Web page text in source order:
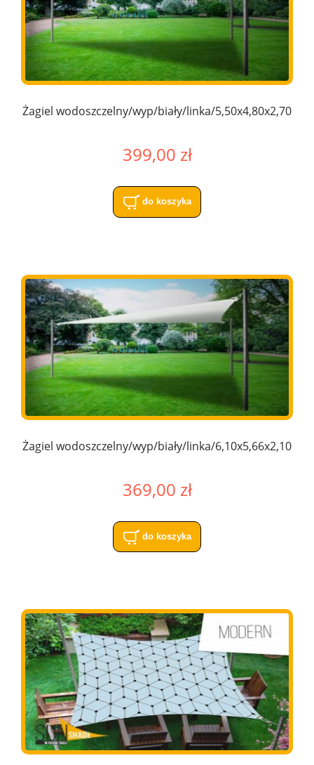
Żagiel wodoszczelny/wyp/biały/linka/5,50x4,80x2,70
399,00 zł
do koszyka
Żagiel wodoszczelny/wyp/biały/linka/6,10x5,66x2,10
369,00 zł
do koszyka